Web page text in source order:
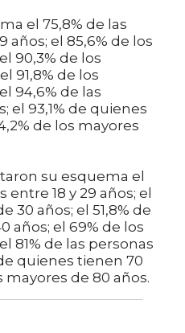
el 75,8% de las
años; el 85,6% de los
90,3% de los
91,8% de los
94,6% de las
el 93,1% de quienes
de los mayores
su esquema el
entre 18 y 29 años; el
30 años; el 51,8% de
años; el 69% de los
81% de las personas
quienes tienen 70
mayores de 80 años.